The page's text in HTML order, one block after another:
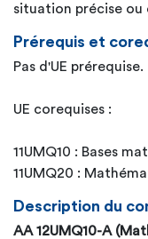
situation précise ou
Prérequis et
Pas d'UE prérequise.
UE corequises :
11UMQ10 : Bases
11UMQ20 :
Description du
AA 12UMQ10-A